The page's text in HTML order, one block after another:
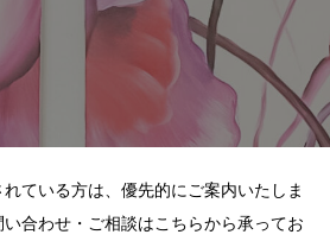
ている方は、優先的にご案内いたしま
合わせ・ご相談はこちらから承ってお